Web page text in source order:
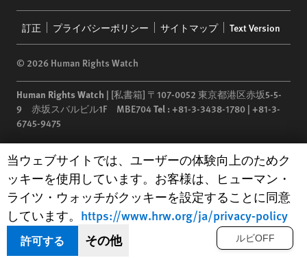
menu
訂正 プライバシーポリシー サイトマップ Text Version
© 2026 Human Rights Watch
Human Rights Watch | [私書箱] 〒107-0052 東京都港区赤坂5-5-
9 赤坂スバルビル1F MBE704Tel :+81-3-3438-1780 | +81-3-
6745-9475
Human Rights Watchis a 501(C)(3) nonprofit registered in the US
under EIN: 13-2875808
ルビOFF
Human Rights Watch cookie preferences
当ウェブサイトでは、ユーザーの体験向上のためク
ッキーを使用しています。お客様は、ヒューマン・
ライツ・ウォッチがクッキーを設定することに同意
しています。 https://www.hrw.org/ja/privacy-policy
許可する その他